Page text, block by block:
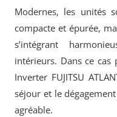
Modernes, les unités
compacte et épurée,
s’intégrant
intérieurs. Dans ce
Inverter FUJITSU
séjour et le
agréable.